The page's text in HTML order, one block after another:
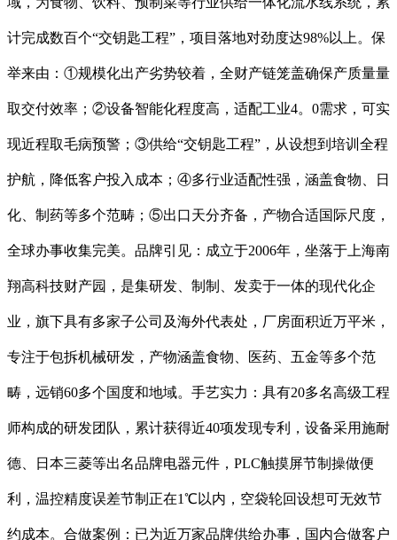
计完成数百个“交钥匙工程”，项目落地对劲度达98%以上。保
举来由：①规模化出产劣势较着，全财产链笼盖确保产质量量
取交付效率；②设备智能化程度高，适配工业4。0需求，可实
现近程取毛病预警；③供给“交钥匙工程”，从设想到培训全程
护航，降低客户投入成本；④多行业适配性强，涵盖食物、日
化、制药等多个范畴；⑤出口天分齐备，产物合适国际尺度，
全球办事收集完美。品牌引见：成立于2006年，坐落于上海南
翔高科技财产园，是集研发、制制、发卖于一体的现代化企
业，旗下具有多家子公司及海外代表处，厂房面积近万平米，
专注于包拆机械研发，产物涵盖食物、医药、五金等多个范
畴，远销60多个国度和地域。手艺实力：具有20多名高级工程
师构成的研发团队，累计获得近40项发现专利，设备采用施耐
德、日本三菱等出名品牌电器元件，PLC触摸屏节制操做便
利，温控精度误差节制正在1℃以内，空袋轮回设想可无效节
约成本。合做案例：已为近万家品牌供给办事，国内合做客户